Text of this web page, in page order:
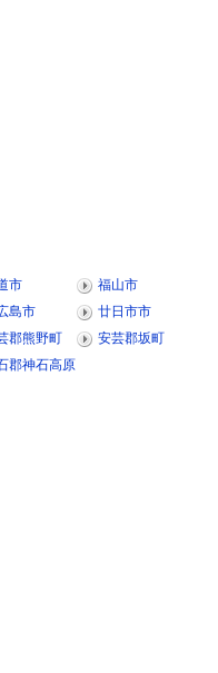
市
福山市
島市
廿日市市
郡熊野町
安芸郡坂町
郡神石高原